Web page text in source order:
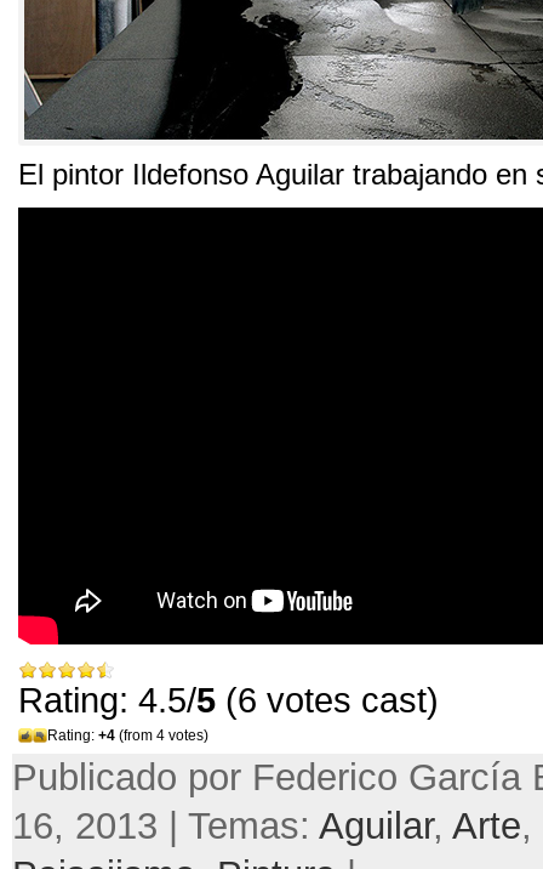
El pintor Ildefonso Aguilar trabajando en
Rating: 4.5/5 (6 votes cast)
Rating: +4 (from 4 votes)
Publicado por Federico García
16, 2013 | Temas: Aguilar, Arte,